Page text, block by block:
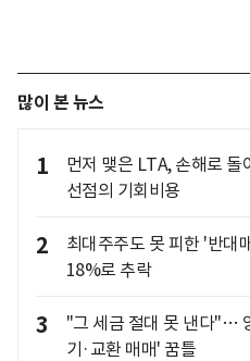
많이 본 뉴스
1
먼저 맺은 LTA, 손해로
선점의 기회비용
2
최대주주도 못 피한 '반
18%로 추락
3
"그 세금 절대 못 낸다"…
기·교환 매매' 꿈틀